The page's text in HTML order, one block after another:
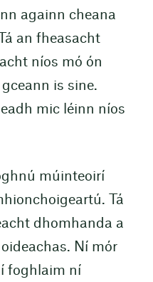
againn cheana
an fheasacht
níos mó ón
is sine.
mic léinn níos
múinteoirí
Tá
dhomhanda a
Ní mór
foghlaim ní